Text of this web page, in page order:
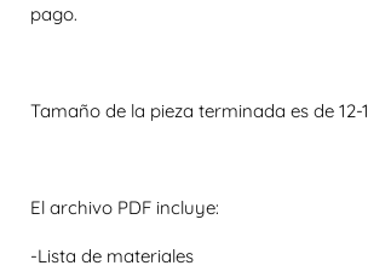
pago.
Tamaño de la pieza terminada es de 12-
El archivo PDF incluye:
-Lista de materiales